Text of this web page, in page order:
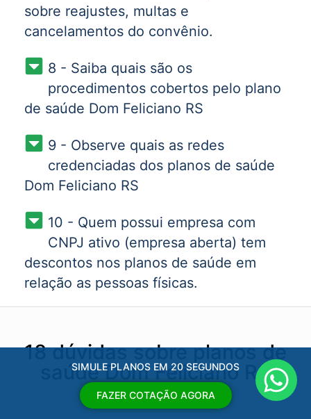
sobre reajustes, multas e
cancelamentos do convênio.
8 - Saiba quais são os
procedimentos cobertos pelo plano
de saúde Dom Feliciano RS
9 - Observe quais as redes
credenciadas dos planos de saúde
Dom Feliciano RS
10 - Quem possui empresa com
CNPJ ativo (empresa aberta) tem
descontos nos planos de saúde em
relação as pessoas físicas.
18 dúvidas sobre planos de
saúde Dom Feliciano RS
SIMULE PLANOS EM 20 SEGUNDOS
FAZER COTAÇÃO AGORA